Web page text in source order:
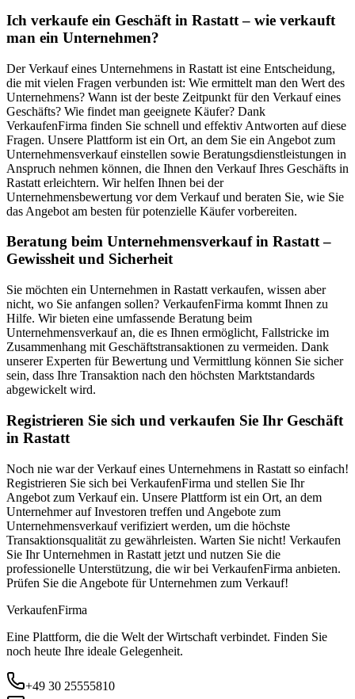
Ich verkaufe ein Geschäft in Rastatt – wie verkauft
man ein Unternehmen?
Der Verkauf eines Unternehmens in Rastatt ist eine Entscheidung,
die mit vielen Fragen verbunden ist: Wie ermittelt man den Wert des
Unternehmens? Wann ist der beste Zeitpunkt für den Verkauf eines
Geschäfts? Wie findet man geeignete Käufer? Dank
VerkaufenFirma finden Sie schnell und effektiv Antworten auf diese
Fragen. Unsere Plattform ist ein Ort, an dem Sie ein Angebot zum
Unternehmensverkauf einstellen sowie Beratungsdienstleistungen in
Anspruch nehmen können, die Ihnen den Verkauf Ihres Geschäfts in
Rastatt erleichtern. Wir helfen Ihnen bei der
Unternehmensbewertung vor dem Verkauf und beraten Sie, wie Sie
das Angebot am besten für potenzielle Käufer vorbereiten.
Beratung beim Unternehmensverkauf in Rastatt –
Gewissheit und Sicherheit
Sie möchten ein Unternehmen in Rastatt verkaufen, wissen aber
nicht, wo Sie anfangen sollen? VerkaufenFirma kommt Ihnen zu
Hilfe. Wir bieten eine umfassende Beratung beim
Unternehmensverkauf an, die es Ihnen ermöglicht, Fallstricke im
Zusammenhang mit Geschäftstransaktionen zu vermeiden. Dank
unserer Experten für Bewertung und Vermittlung können Sie sicher
sein, dass Ihre Transaktion nach den höchsten Marktstandards
abgewickelt wird.
Registrieren Sie sich und verkaufen Sie Ihr Geschäft
in Rastatt
Noch nie war der Verkauf eines Unternehmens in Rastatt so einfach!
Registrieren Sie sich bei VerkaufenFirma und stellen Sie Ihr
Angebot zum Verkauf ein. Unsere Plattform ist ein Ort, an dem
Unternehmer auf Investoren treffen und Angebote zum
Unternehmensverkauf verifiziert werden, um die höchste
Transaktionsqualität zu gewährleisten. Warten Sie nicht! Verkaufen
Sie Ihr Unternehmen in Rastatt jetzt und nutzen Sie die
professionelle Unterstützung, die wir bei VerkaufenFirma anbieten.
Prüfen Sie die Angebote für Unternehmen zum Verkauf!
VerkaufenFirma
Eine Plattform, die die Welt der Wirtschaft verbindet. Finden Sie
noch heute Ihre ideale Gelegenheit.
+49 30 25555810